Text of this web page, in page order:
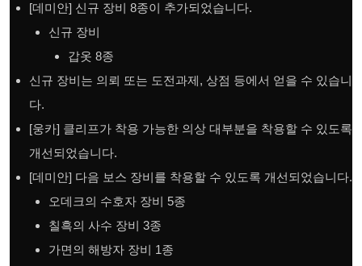
[데미안] 신규 장비 8종이 추가되었습니다.
신규 장비
갑옷 8종
신규 장비는 의뢰 또는 도전과제, 상점 등에서 얻을 수 있습니
다.
[웅카] 클리프가 착용 가능한 의상 대부분을 착용할 수 있도록
개선되었습니다.
[데미안] 다음 보스 장비를 착용할 수 있도록 개선되었습니다.
오데크의 수호자 장비 5종
칠흑의 사수 장비 3종
가면의 해방자 장비 1종